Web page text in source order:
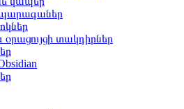
օրացույցի տակդիրներ